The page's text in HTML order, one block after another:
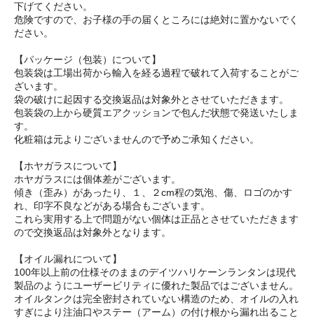
下げてください。
危険ですので、お子様の手の届くところには絶対に置かないでく
ださい。
【パッケージ（包装）について】
包装袋は工場出荷から輸入を経る過程で破れて入荷することがご
ざいます。
袋の破けに起因する交換返品は対象外とさせていただきます。
包装袋の上から硬質エアクッションで包んだ状態で発送いたしま
す。
化粧箱は元よりございませんので予めご承知ください。
【ホヤガラスについて】
ホヤガラスには個体差がございます。
傾き（歪み）があったり、１、２cm程の気泡、傷、ロゴのかす
れ、印字不良などがある場合もございます。
これら実用する上で問題がない個体は正品とさせていただきます
ので交換返品は対象外となります。
【オイル漏れについて】
100年以上前の仕様そのままのデイツハリケーンランタンは現代
製品のようにユーザービリティに優れた製品ではございません。
オイルタンクは完全密封されていない構造のため、オイルの入れ
すぎにより注油口やステー（アーム）の付け根から漏れ出ること